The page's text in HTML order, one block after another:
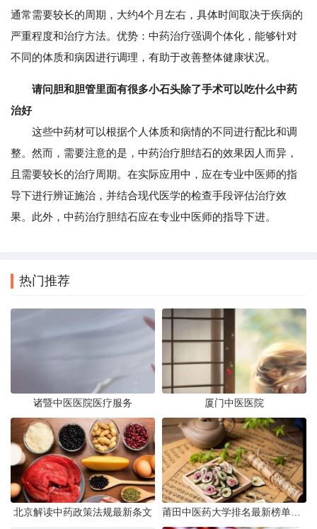
通常需要较长的周期，大约4个月左右，具体时间取决于疾病的
严重程度和治疗方法。优势：中药治疗强调个体化，能够针对
不同的体质和病因进行调理，有助于改善整体健康状况。
请问胆和胆管里面有很多小石头除了手术可以吃什么中药
治好
这些中药材可以根据个人体质和病情的不同进行配比和调
整。然而，需要注意的是，中药治疗胆结石的效果因人而异，
且需要较长的治疗周期。在实际应用中，应在专业中医师的指
导下进行辨证施治，并结合现代医学的检查手段评估治疗效
果。此外，中药治疗胆结石应在专业中医师的指导下进。
热门推荐
诸暨中医医院医疗服务 厦门中医医院
北京解读中药政策法规最新条文